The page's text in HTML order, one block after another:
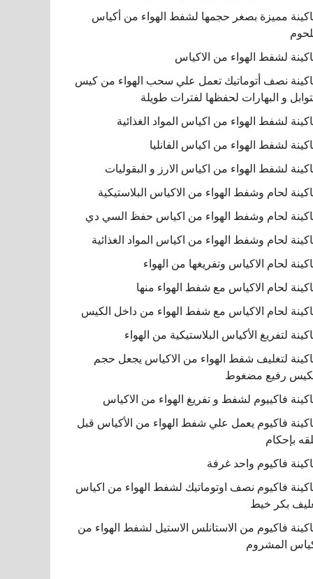
مميزة بصغر حجمها لشفط الهواء من أكياس
لشفط الهواء من الاكياس
نصف أتوماتيك تعمل علي سحب الهواء من كيس
و البهارات لحفظها لفترات طويلة
لشفط الهواء من اكياس المواد الغذائية
لشفط الهواء من اكياس الفانليا
لشفط الهواء من اكياس الارز و البقوليات
لحام وشفط الهواء من الاكياس البلاستيكية
لحام وشفط الهواء من اكياس حفظ السي دي
لحام وشفط الهواء من اكياس المواد الغذائية
لحام الاكياس وتفريغها من الهواء
لحام الاكياس مع شفط الهواء منها
لحام الاكياس مع شفط الهواء من داخل الكيس
لتفريغ الأكياس البلاستيكية من الهواء
لتغليف شفط الهواء من الاكياس يجعل حجم
رفيع مضغوط
فاكييوم لشفط و تفريغ الهواء من الاكياس
فاكيوم يعمل علي شفط الهواء من الأكياس قبل
بإحكام
فاكيوم واحد غرفة
فاكيوم نصف اوتوماتيك لشفط الهواء من اكياس
بكر خيط
فاكيوم من الاستانلس الاستيل لشفط الهواء من
المشروم